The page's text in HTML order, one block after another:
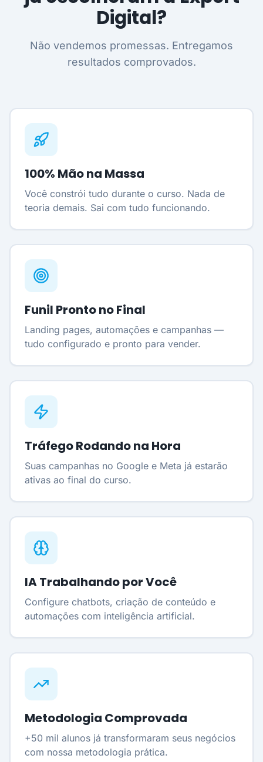
Digital?
Não vendemos promessas. Entregamos
resultados comprovados.
100% Mão na Massa
Você constrói tudo durante o curso. Nada de
teoria demais. Sai com tudo funcionando.
Funil Pronto no Final
Landing pages, automações e campanhas —
tudo configurado e pronto para vender.
Tráfego Rodando na Hora
Suas campanhas no Google e Meta já estarão
ativas ao final do curso.
IA Trabalhando por Você
Configure chatbots, criação de conteúdo e
automações com inteligência artificial.
Metodologia Comprovada
+50 mil alunos já transformaram seus negócios
com nossa metodologia prática.